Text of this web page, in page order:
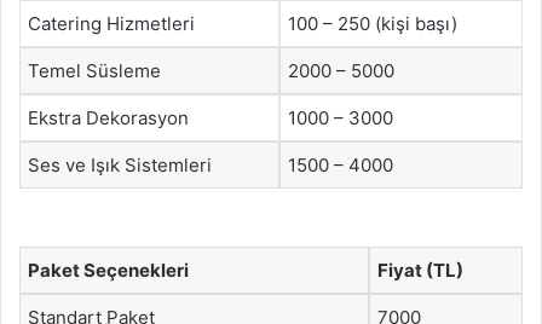
Catering Hizmetleri 100 – 250 (kişi başı)
Temel Süsleme 2000 – 5000
Ekstra Dekorasyon 1000 – 3000
Ses ve Işık Sistemleri 1500 – 4000
Paket Seçenekleri Fiyat (TL)
Standart Paket 7000